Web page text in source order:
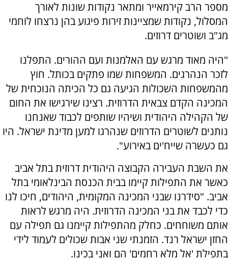
מספר הרב קירמאייר ומתאר נקודות שונות לאורך
המסלול, נקודות שמציינות זירות פיגוע בהן נרצחו לוחמי
מג"ב ושוטרים דרוזים.
"היה מאוד מרגש עם האלמנות ועם ההורים. התפלנו
לזכר הנהרגים. המשפחות שמו פתקים בכותל. חוץ
מהמשפחות השכולות הגיעה גם כל הכיתה הנוכחית של
המכינה הקדם צבאית הדרוזית. רצינו שירגישו את החום
של הקהילה היהודית ושיהיו שותפים לכבוד שאנחנו
נותנים לשוטרים הדרוזים שנהרגו למען מדינת ישראל. היו
גם כעשרה שייח'ים באירוע".
את השבת העבירה הקבוצה היהודית דרוזית בתל אביב
כאשר את התפילות קיימו בבית הכנסת הבינלאומי בתל
אביב. "סידרנו שבני המכינה המקומית, היהודים, חיכו לנו
כדי לכבד את בני המכינה הדרוזית. היה מרגש לראות
אותם משוחחים. כחלק מהתפילות קיימנו גם תפילה עם
החזן ישראל רנד. הזמנתי שני אבות שכולים לעמוד לידי
בתפילת 'אל מלא רחמים' הם ואני בכינו.